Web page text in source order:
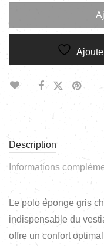
Description
Informations
Le polo éponge gris
indispensable du
offre un confort